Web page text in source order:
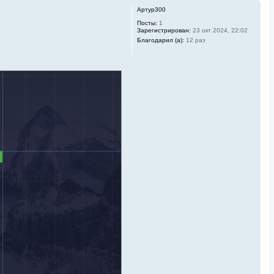
Артур300
Посты: 1
Зарегистрирован: 23 окт 2024, 22:02
Благодарил (а): 12 раз